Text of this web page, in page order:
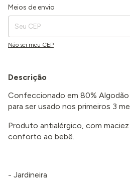
Entregas para o CEP:
Meios de envio
Não sei meu CEP
Descrição
Confeccionado em 80% Algodão
para ser usado nos primeiros 3
Produto antialérgico, com
conforto ao bebê.
- Jardineira